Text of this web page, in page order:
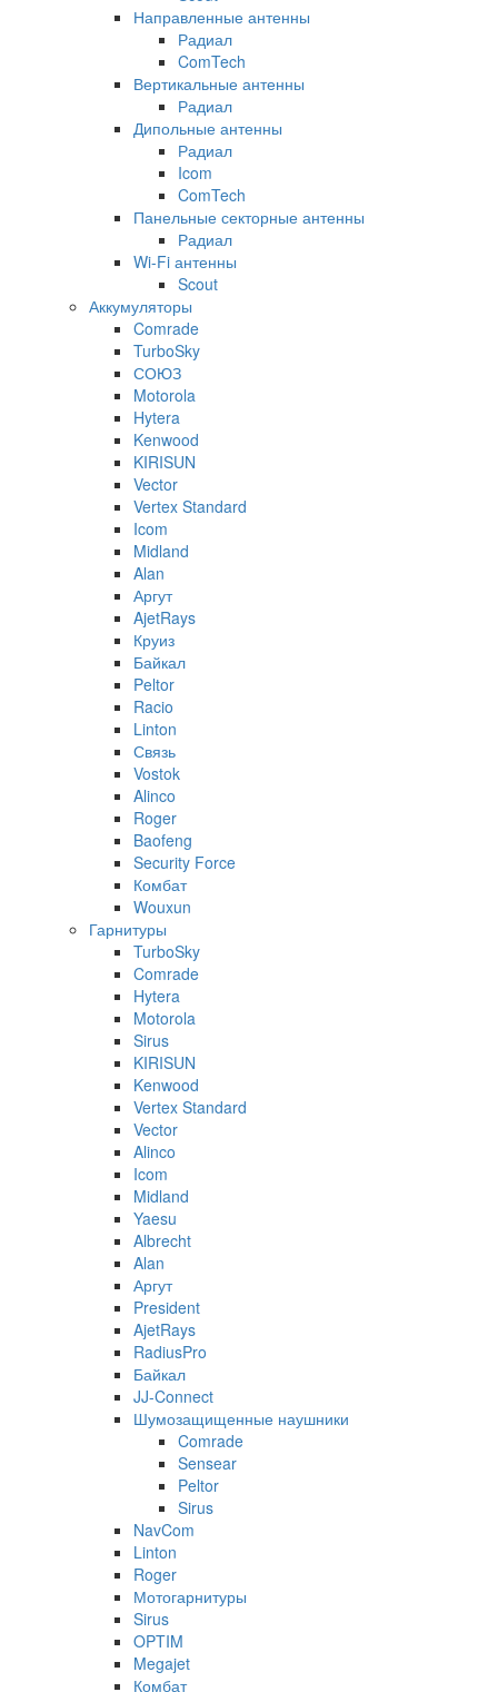
Направленные антенны
Радиал
ComTech
Вертикальные антенны
Радиал
Дипольные антенны
Радиал
Icom
ComTech
Панельные секторные антенны
Радиал
Wi-Fi антенны
Scout
Аккумуляторы
Comrade
TurboSky
СОЮЗ
Motorola
Hytera
Kenwood
KIRISUN
Vector
Vertex Standard
Icom
Midland
Alan
Аргут
AjetRays
Круиз
Байкал
Peltor
Racio
Linton
Связь
Vostok
Alinco
Roger
Baofeng
Security Force
Комбат
Wouxun
Гарнитуры
TurboSky
Comrade
Hytera
Motorola
Sirus
KIRISUN
Kenwood
Vertex Standard
Vector
Alinco
Icom
Midland
Yaesu
Albrecht
Alan
Аргут
President
AjetRays
RadiusPro
Байкал
JJ-Connect
Шумозащищенные наушники
Comrade
Sensear
Peltor
Sirus
NavCom
Linton
Roger
Мотогарнитуры
Sirus
OPTIM
Megajet
Комбат